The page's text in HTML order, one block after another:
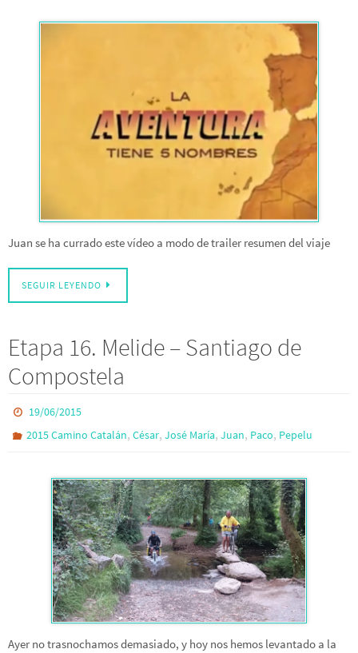
Juan se ha currado este vídeo a modo de trailer resumen del viaje
SEGUIR LEYENDO
Etapa 16. Melide – Santiago de
Compostela
19/06/2015
2015 Camino Catalán,César,José María,Juan, Paco, Pepelu
Ayer no trasnochamos demasiado, y hoy nos hemos levantado a la